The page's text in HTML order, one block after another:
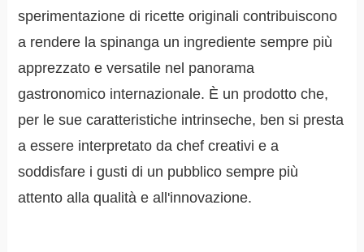
sperimentazione di ricette originali contribuiscono
a rendere la spinanga un ingrediente sempre più
apprezzato e versatile nel panorama
gastronomico internazionale. È un prodotto che,
per le sue caratteristiche intrinseche, ben si presta
a essere interpretato da chef creativi e a
soddisfare i gusti di un pubblico sempre più
attento alla qualità e all'innovazione.